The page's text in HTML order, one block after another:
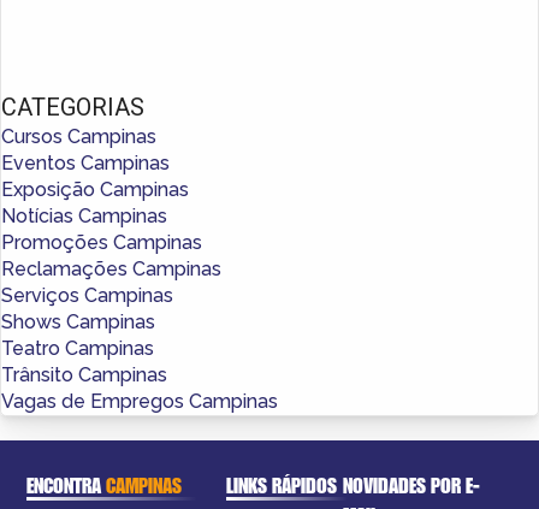
CATEGORIAS
Cursos Campinas
Eventos Campinas
Exposição Campinas
Notícias Campinas
Promoções Campinas
Reclamações Campinas
Serviços Campinas
Shows Campinas
Teatro Campinas
Trânsito Campinas
Vagas de Empregos Campinas
ENCONTRACAMPINAS LINKS RÁPIDOS NOVIDADES POR E-